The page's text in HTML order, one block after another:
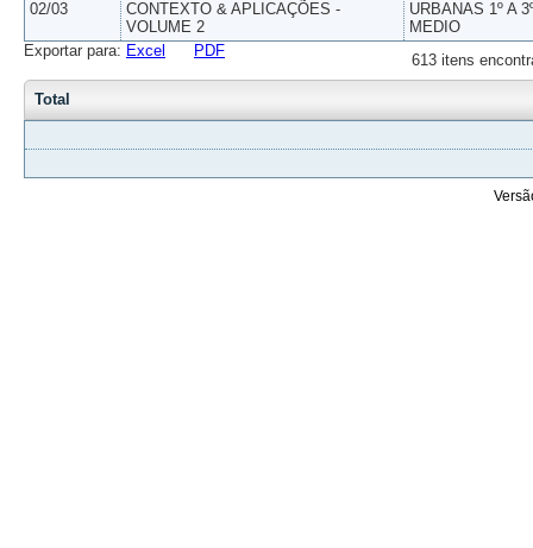
02/03
CONTEXTO & APLICAÇÕES -
VOLUME 2
URBANAS 1º A
MEDIO
613 itens
Exportar para: Excel PDF
Total